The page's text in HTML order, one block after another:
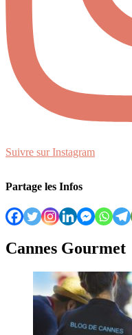
Suivre sur Instagram
Partage les Infos
Cannes Gourmet